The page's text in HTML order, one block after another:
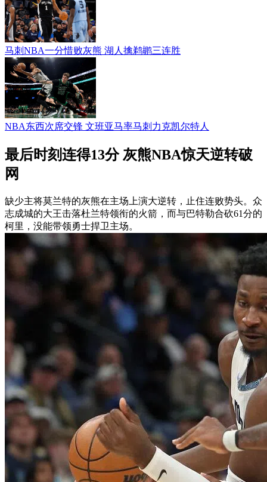
马刺NBA一分惜败灰熊 湖人擒鹈鹕三连胜
NBA东西次席交锋 文班亚马率马刺力克凯尔特人
最后时刻连得13分 灰熊NBA惊天逆转破
网
缺少主将莫兰特的灰熊在主场上演大逆转，止住连败势头。众
志成城的大王击落杜兰特领衔的火箭，而与巴特勒合砍61分的
柯里，没能带领勇士捍卫主场。